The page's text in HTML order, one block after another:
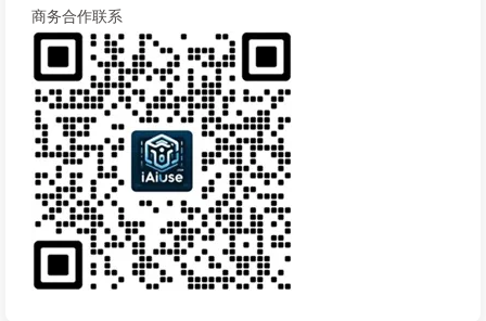
商务合作联系